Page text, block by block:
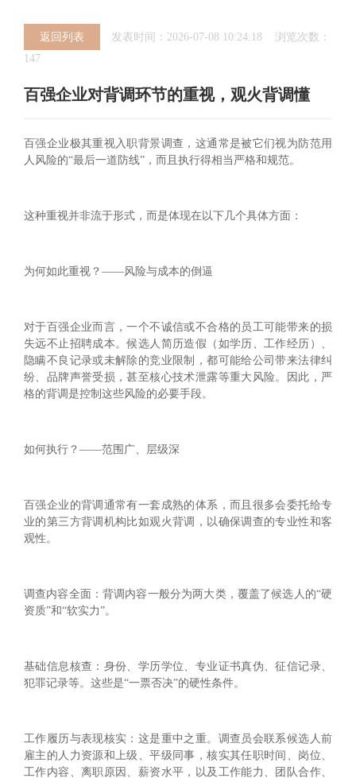
返回列表
发表时间：2026-07-08 10:24:18 浏览次数：
147
百强企业对背调环节的重视，观火背调懂
百强企业极其重视入职背景调查，这通常是被它们视为防范用
人风险的“最后一道防线”，而且执行得相当严格和规范。
这种重视并非流于形式，而是体现在以下几个具体方面：
为何如此重视？——风险与成本的倒逼
对于百强企业而言，一个不诚信或不合格的员工可能带来的损
失远不止招聘成本。候选人简历造假（如学历、工作经历）、
隐瞒不良记录或未解除的竞业限制，都可能给公司带来法律纠
纷、品牌声誉受损，甚至核心技术泄露等重大风险。因此，严
格的背调是控制这些风险的必要手段。
如何执行？——范围广、层级深
百强企业的背调通常有一套成熟的体系，而且很多会委托给专
业的第三方背调机构比如观火背调，以确保调查的专业性和客
观性。
调查内容全面：背调内容一般分为两大类，覆盖了候选人的“硬
资质”和“软实力”。
基础信息核查：身份、学历学位、专业证书真伪、征信记录、
犯罪记录等。这些是“一票否决”的硬性条件。
工作履历与表现核实：这是重中之重。调查员会联系候选人前
雇主的人力资源和上级、平级同事，核实其任职时间、岗位、
工作内容、离职原因、薪资水平，以及工作能力、团队合作、